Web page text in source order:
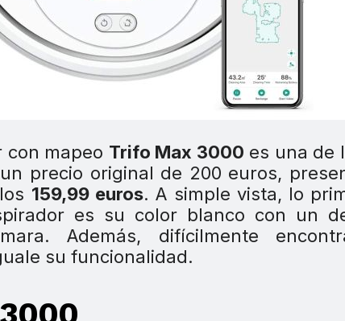
con mapeo Trifo Max 3000 es una de
precio original de 200 euros,
159,99 euros. A simple vista, lo
es su color blanco con un
Además, difícilmente
su funcionalidad.